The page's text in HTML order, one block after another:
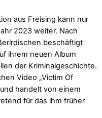
aus Freising kann nur
2023 weiter. Nach
beschäftigt
ihrem neuen Album
der Kriminalgeschichte.
Video „Victim Of
handelt von einem
für das ihm früher